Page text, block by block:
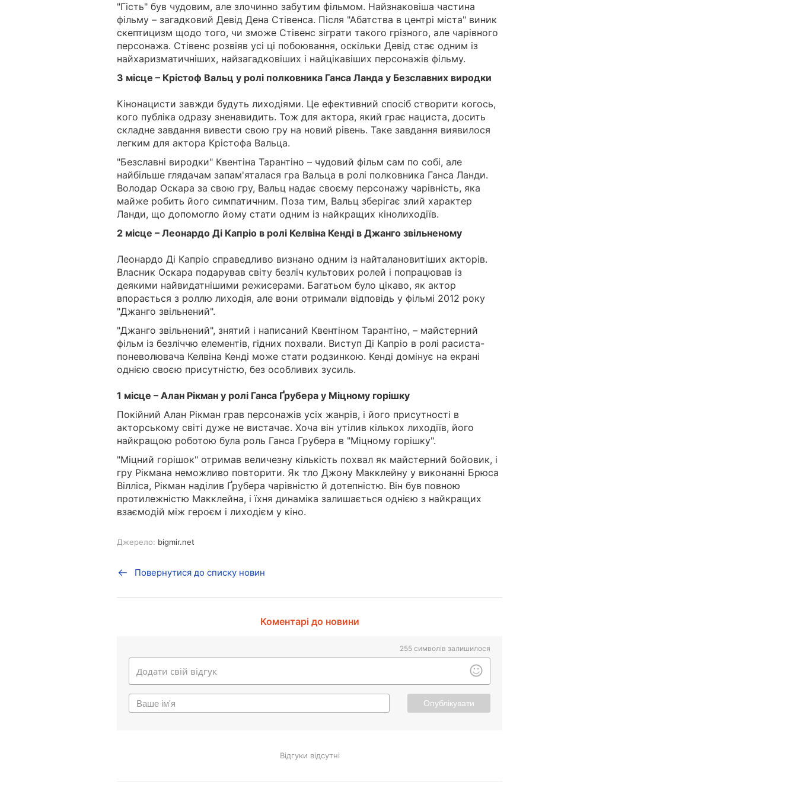
"Гість" був чудовим, але злочинно забутим фільмом. Найзнаковіша частина
фільму – загадковий Девід Дена Стівенса. Після "Абатства в центрі міста" виник
скептицизм щодо того, чи зможе Стівенс зіграти такого грізного, але чарівного
персонажа. Стівенс розвіяв усі ці побоювання, оскільки Девід стає одним із
найхаризматичніших, найзагадковіших і найцікавіших персонажів фільму.
3 місце – Крістоф Вальц у ролі полковника Ганса Ланда у Безславних виродки
Кінонацисти завжди будуть лиходіями. Це ефективний спосіб створити когось,
кого публіка одразу зненавидить. Тож для актора, який грає нациста, досить
складне завдання вивести свою гру на новий рівень. Таке завдання виявилося
легким для актора Крістофа Вальца.
"Безславні виродки" Квентіна Тарантіно – чудовий фільм сам по собі, але
найбільше глядачам запам'яталася гра Вальца в ролі полковника Ганса Ланди.
Володар Оскара за свою гру, Вальц надає своєму персонажу чарівність, яка
майже робить його симпатичним. Поза тим, Вальц зберігає злий характер
Ланди, що допомогло йому стати одним із найкращих кінолиходіїв.
2 місце – Леонардо Ді Капріо в ролі Келвіна Кенді в Джанго звільненому
Леонардо Ді Капріо справедливо визнано одним із найталановитіших акторів.
Власник Оскара подарував світу безліч культових ролей і попрацював із
деякими найвидатнішими режисерами. Багатьом було цікаво, як актор
впорається з роллю лиходія, але вони отримали відповідь у фільмі 2012 року
"Джанго звільнений".
"Джанго звільнений", знятий і написаний Квентіном Тарантіно, – майстерний
фільм із безліччю елементів, гідних похвали. Виступ Ді Капріо в ролі расиста-
поневолювача Келвіна Кенді може стати родзинкою. Кенді домінує на екрані
однією своєю присутністю, без особливих зусиль.
1 місце – Алан Рікман у ролі Ганса Ґрубера у Міцному горішку
Покійний Алан Рікман грав персонажів усіх жанрів, і його присутності в
акторському світі дуже не вистачає. Хоча він утілив кількох лиходіїв, його
найкращою роботою була роль Ганса Грубера в "Міцному горішку".
"Міцний горішок" отримав величезну кількість похвал як майстерний бойовик, і
гру Рікмана неможливо повторити. Як тло Джону Макклейну у виконанні Брюса
Вілліса, Рікман наділив Ґрубера чарівністю й дотепністю. Він був повною
протилежністю Макклейна, і їхня динаміка залишається однією з найкращих
взаємодій між героєм і лиходієм у кіно.
Джерело: bigmir.net
Повернутися до списку новин
Коментарі до новини
255 символів залишилося
Опублікувати
Відгуки відсутні